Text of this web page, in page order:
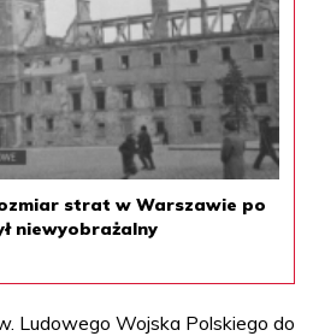
strat w Warszawie po
niewyobrażalny
Ludowego Wojska Polskiego do